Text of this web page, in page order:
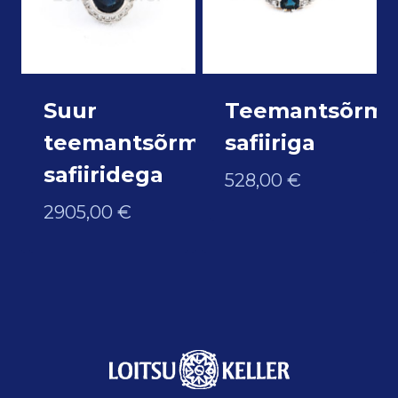
Suur
teemantsõrmus
safiiridega
2905,00 €
safiiriga
528,00 €